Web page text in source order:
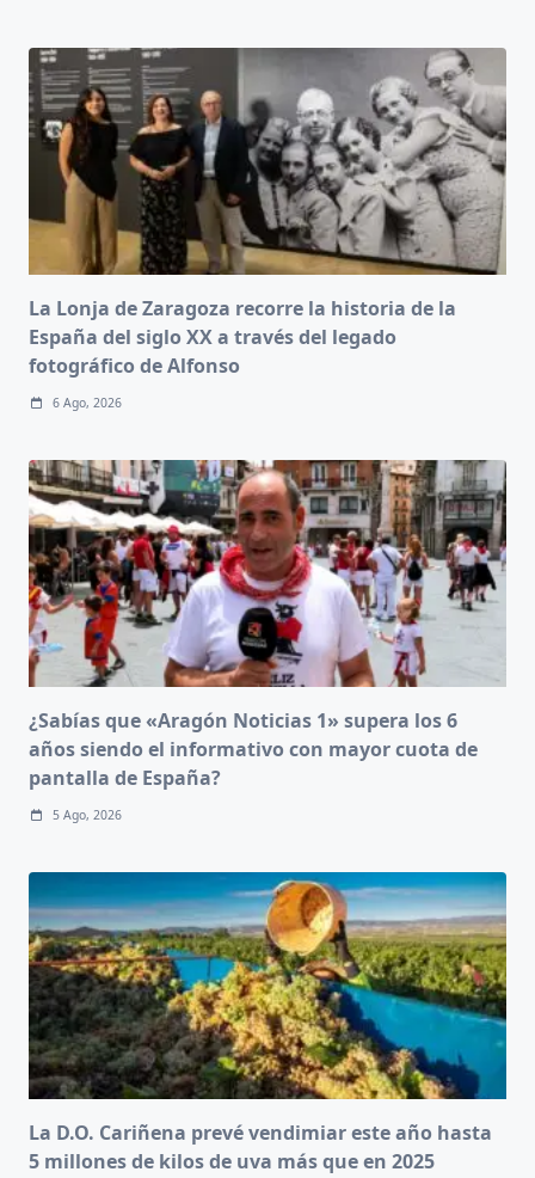
La Lonja de Zaragoza recorre la historia de la
España del siglo XX a través del legado
fotográfico de Alfonso
6 Ago, 2026
¿Sabías que «Aragón Noticias 1» supera los 6
años siendo el informativo con mayor cuota de
pantalla de España?
5 Ago, 2026
La D.O. Cariñena prevé vendimiar este año hasta
5 millones de kilos de uva más que en 2025